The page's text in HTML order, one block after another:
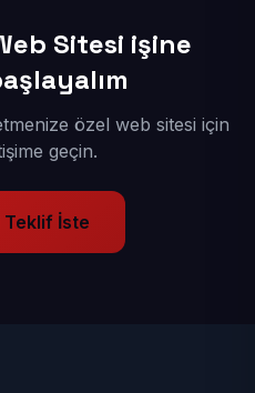
Sitesi işine
özel web sitesi için
geçin.
Teklif İste